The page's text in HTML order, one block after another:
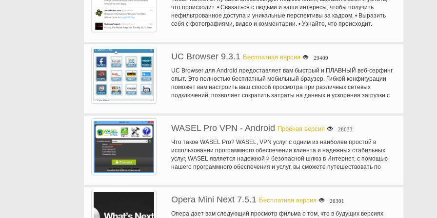
телефонные звонки (мы не сделать это в любом случае) - и др.
что происходит. • Связаться с людьми и ваши интересы, чтобы получить
нефильтрованное доступа и уникальные перспективы за кадром. • Выразить
себя с фотографиями, видео и комментарии. • Узнайте, что происходит.
UC Browser 9.3.1 Бесплатная версия 29409
UC Browser для Android предоставляет вам быстрый и ПЛАВНЫЙ веб-серфинг
опыт. Это полностью бесплатный мобильный браузер. Гибкой конфигурации
поможет вам настроить ваш способ просмотра при различных сетевых
подключений, позволяет сократить затраты на данных и ускорения загрузки с
пользователей по всему миру, UC Browser это определенно самый популярный
или удалить различные дополнения для получения наиболее опыт просмотра
персональной 2. Быстрый гласит: бренд новый дизайн для быстро читает,
поддержки в автономном режиме чтения 3. Предварительной загрузки
страницы: Сэкономите время, имея Следующая страница, предварительно
лодка браузера, opera mini и многие другие, и я никогда не мог найти один, что
удовлетворен как дельфин, раньше его замедление невероятную
WASEL Pro VPN - Android Пробная версия 28033
Что такое WASEL Pro? WASEL, VPN услуг с одним из наиболее простой в
использовании программного обеспечения клиента и надежных стабильных
услуг, WASEL является надежной и безопасной шлюз в Интернет, с помощью
нашего программного обеспечения и услуг, вы сможете путешествовать по
ускорить подключение к Интернету, используя передовые сжатия... С помощью
обеспечены... Тоннель между устройством и WASEL VPN серверами шифруется
Opera Mini Next 7.5.1 Бесплатная версия 26301
Опера дает вам следующий просмотр фильма о том, что в будущих версиях